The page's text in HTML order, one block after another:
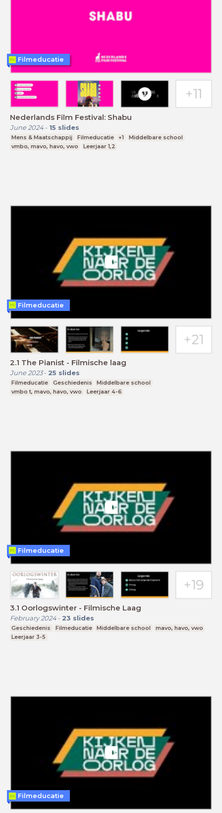
Nederlands Film Festival: Shabu
June 2024- 15 slides
Mens & Maatschappij Filmeducatie +1
Middelbare school
vmbo, mavo, havo, vwo
Leerjaar 1,2
Filmeducatie
2.1 The Pianist - Filmische laag
June 2023- 25 slides
Filmeducatie Geschiedenis
Middelbare school
vmbo t, mavo, havo, vwo
Leerjaar 4-6
Filmeducatie
3.1 Oorlogswinter - Filmische Laag
February 2024- 23 slides
Geschiedenis Filmeducatie Middelbare school
mavo, havo, vwo
Leerjaar 3-5
Filmeducatie
Filmeducatie